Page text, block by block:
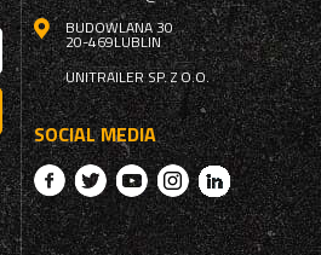
BUDOWLANA 30
20-469LUBLIN
UNITRAILER SP. Z O.O.
SOCIAL MEDIA